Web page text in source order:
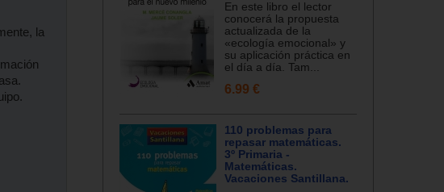
la
En este libro el lector
conocerá la propuesta
actualizada de la
«ecología emocional» y
su aplicación práctica en
el día a día. Tam...
6.99 €
110 problemas para
repasar matemáticas.
3º Primaria -
Matemáticas.
Vacaciones Santillana.